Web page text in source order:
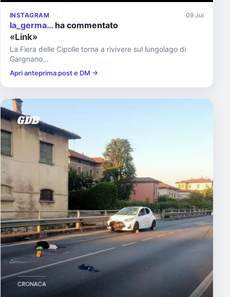
INSTAGRAM 09 Jul
la_germa… ha commentato
«Link»
La Fiera delle Cipolle torna a rivivere sul lungolago di
Gargnano...
Apri anteprima post e DM →